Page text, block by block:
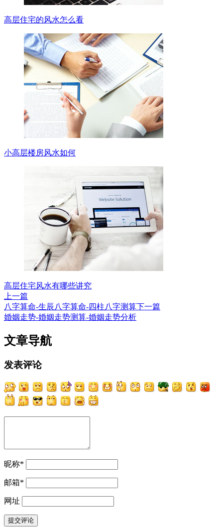
高层住宅的风水怎么看
小高层楼房风水如何
高层住宅风水有哪些讲究
上一篇
八字算命-生辰八字算命-四柱八字测算下一篇
婚姻走势-婚姻走势测算-婚姻走势分析
文章导航
发表评论
昵称*
邮箱*
网址